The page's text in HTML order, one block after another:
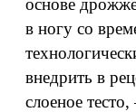
основе
в ногу со
внедрить в
слоеное